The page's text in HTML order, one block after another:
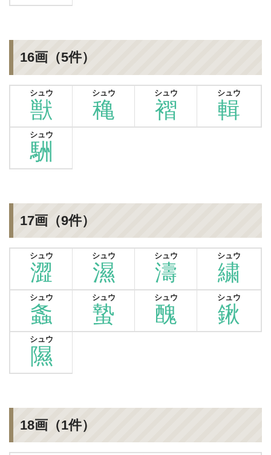
16画（5件）
獣
シュウ
穐
シュウ
褶
シュウ
輯
シュウ
駲
シュウ
17画（9件）
澀
シュウ
濕
シュウ
濤
シュウ
繍
シュウ
螽
シュウ
蟄
シュウ
醜
シュウ
鍬
シュウ
隰
シュウ
18画（1件）